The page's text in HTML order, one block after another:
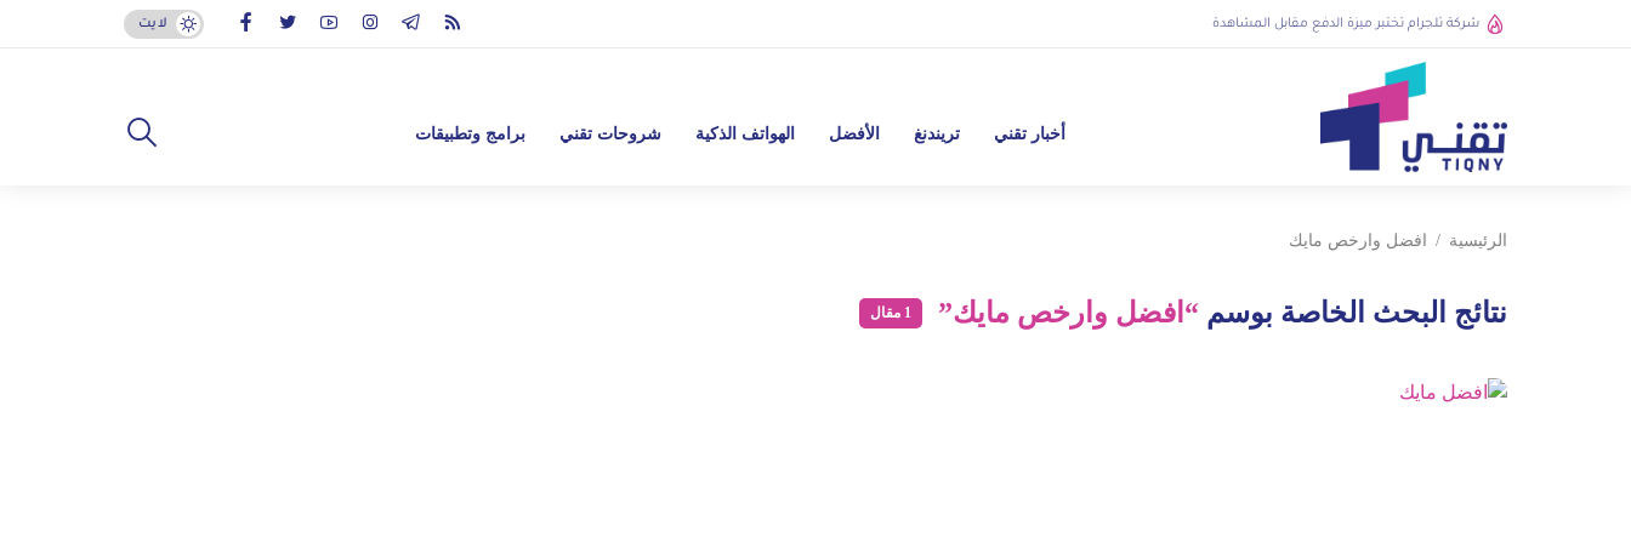
شركة تلجرام تختبر ميزة الدفع مقابل المشاهدة لايت
أخبار تقني تريندنغ الأفضل الهواتف الذكية شروحات تقني برامج وتطبيقات
الرئيسية افضل وارخص مايك
نتائج البحث الخاصة بوسم “افضل وارخص مايك” 1 مقال